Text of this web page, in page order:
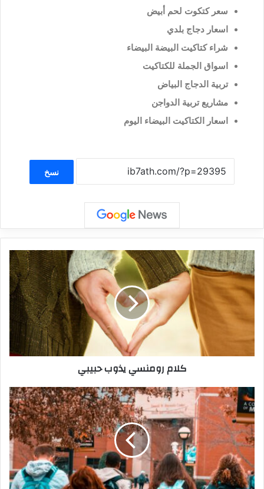
سعر كتكوت لحم أبيض
اسعار دجاج بلدي
شراء كتاكيت البيضة البيضاء
اسواق الجملة للكتاكيت
تربية الدجاج البياض
مشاريع تربية الدواجن
اسعار الكتاكيت البيضاء اليوم
نسخ
كلام رومنسي يذوب حبيبي